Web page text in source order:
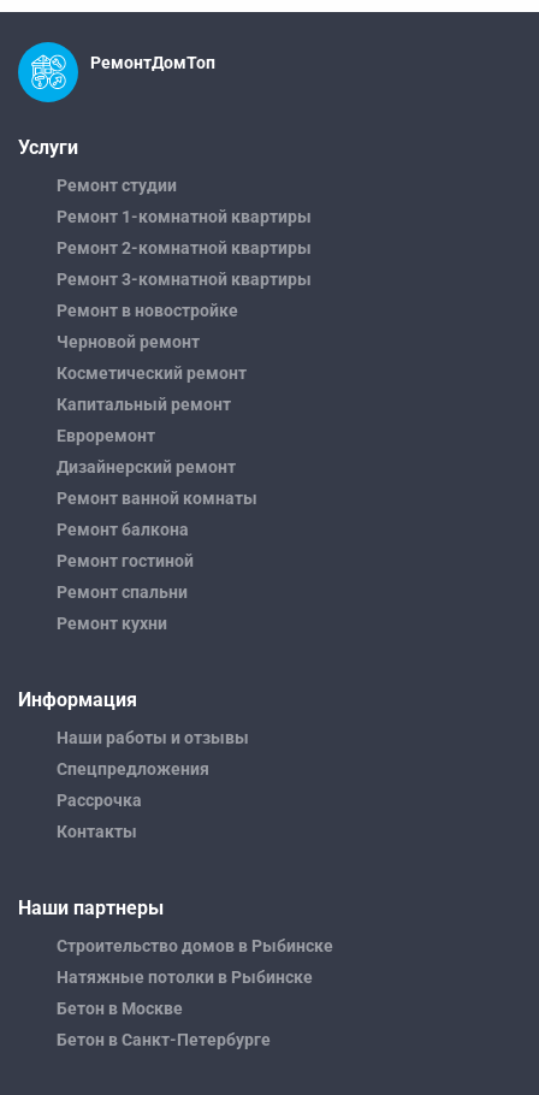
РемонтДомТоп
Услуги
Ремонт студии
Ремонт 1-комнатной квартиры
Ремонт 2-комнатной квартиры
Ремонт 3-комнатной квартиры
Ремонт в новостройке
Черновой ремонт
Косметический ремонт
Капитальный ремонт
Евроремонт
Дизайнерский ремонт
Ремонт ванной комнаты
Ремонт балкона
Ремонт гостиной
Ремонт спальни
Ремонт кухни
Информация
Наши работы и отзывы
Спецпредложения
Рассрочка
Контакты
Наши партнеры
Строительство домов в Рыбинске
Натяжные потолки в Рыбинске
Бетон в Москве
Бетон в Санкт-Петербурге